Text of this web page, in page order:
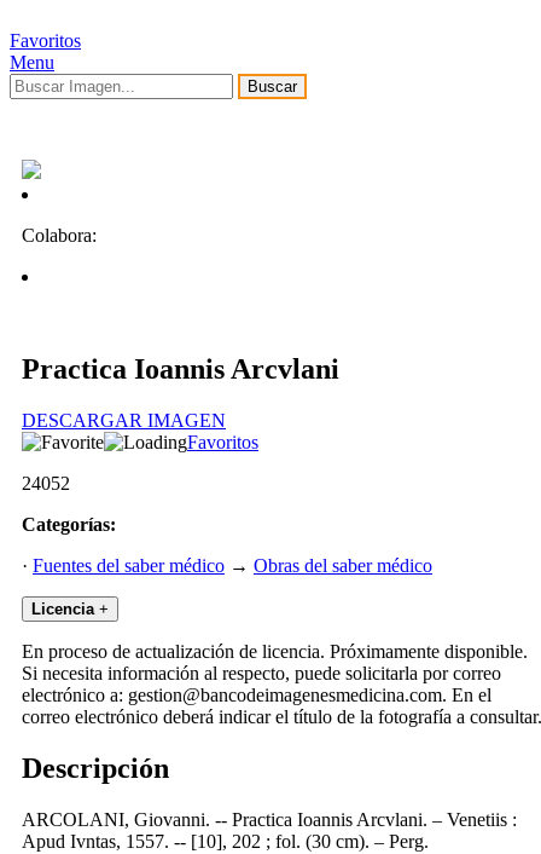
Favoritos
Menu
Buscar
Colabora:
Practica Ioannis Arcvlani
DESCARGAR IMAGEN
Favoritos
24052
Categorías:
· Fuentes del saber médico → Obras del saber médico
Licencia +
En proceso de actualización de licencia. Próximamente disponible.
Si necesita información al respecto, puede solicitarla por correo
electrónico a: gestion@bancodeimagenesmedicina.com. En el
correo electrónico deberá indicar el título de la fotografía a consultar.
Descripción
ARCOLANI, Giovanni. -- Practica Ioannis Arcvlani. – Venetiis :
Apud Ivntas, 1557. -- [10], 202 ; fol. (30 cm). – Perg.